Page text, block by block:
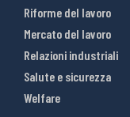
Riforme del lavoro
Mercato del lavoro
Relazioni industriali
Salute e sicurezza
Welfare